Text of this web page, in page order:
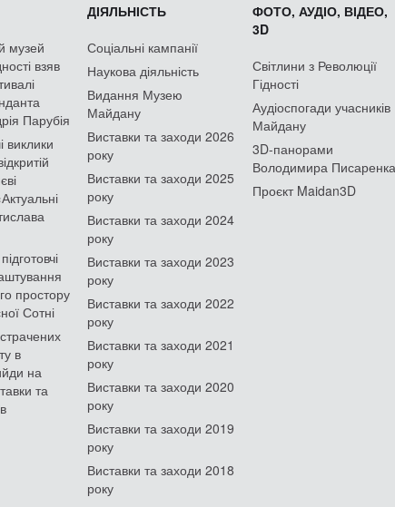
музей
взяв
Парубія
виклики
простору
Сотні
в
на
та
ДІЯЛЬНІСТЬ
Соціальні кампанії
Наукова діяльність
Видання Музею
Майдану
Виставки та заходи 2026
року
Виставки та заходи 2025
року
Виставки та заходи 2024
року
Виставки та заходи 2023
року
Виставки та заходи 2022
року
Виставки та заходи 2021
року
Виставки та заходи 2020
року
Виставки та заходи 2019
року
Виставки та заходи 2018
року
ФОТО, АУДІО, ВІДЕО,
3D
Світлини з Революції
Гідності
Аудіоспогади учасників
Майдану
3D-панорами
Володимира Писаренка
Проєкт Maidan3D